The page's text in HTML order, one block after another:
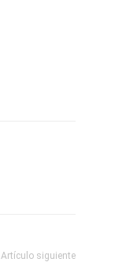
Artículo siguiente